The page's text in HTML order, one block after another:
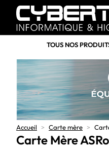
TOUS NOS
Accueil > Carte mère >
Carte Mère